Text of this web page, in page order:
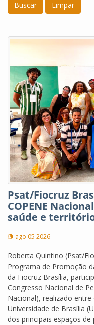
Buscar Limpar
Psat/Fiocruz
COPENE
saúde e
ago 05 2026
Roberta Quintino (Psat/
Programa de Promoção
da Fiocruz Brasília,
Congresso Nacional de
Nacional), realizado
Universidade de Brasília
dos principais espaços